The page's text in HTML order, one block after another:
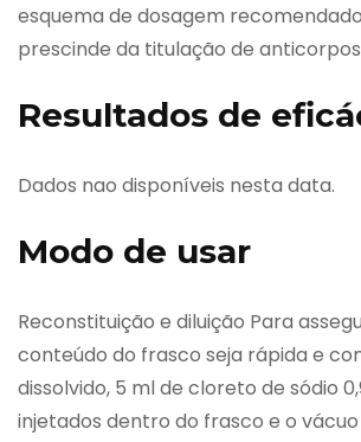
esquema de dosagem
prescinde da titulação de
Resultados de
Dados nao disponíveis nesta data.
Modo de usar
Reconstituição e diluição Para
conteúdo do frasco seja rápida e
dissolvido, 5 ml de cloreto de sódio
injetados dentro do frasco e o